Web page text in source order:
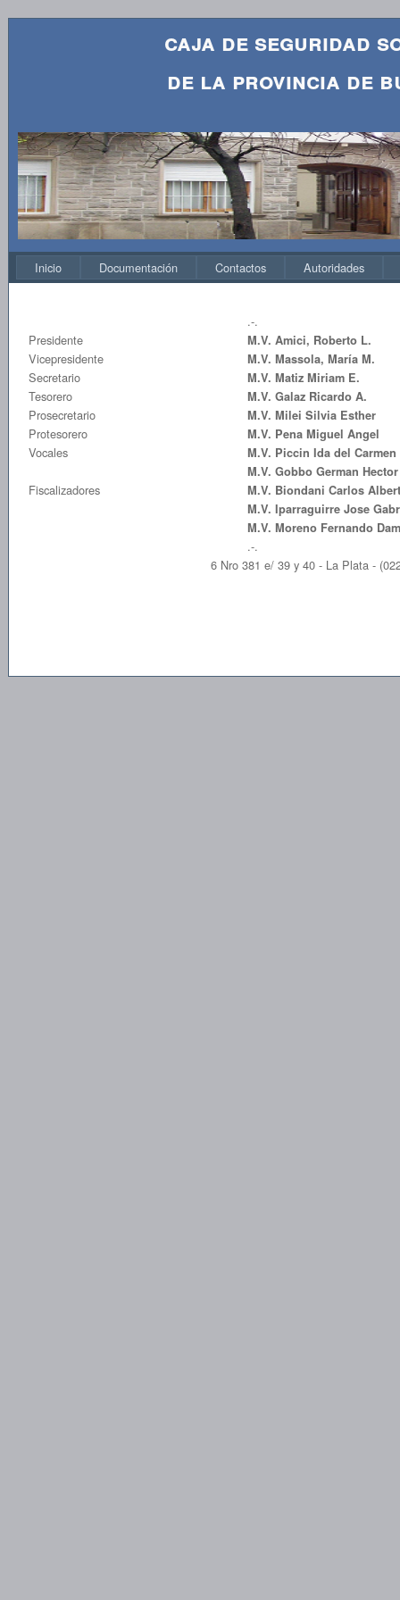
caja de seguridad
de la provincia de
Inicio Documentación Contactos Autoridades
.-.
Presidente
M.V. Amici, Roberto L.
Vicepresidente M.V. Massola, María M.
Secretario M.V. Matiz Miriam E.
Tesorero M.V. Galaz Ricardo A.
Prosecretario M.V. Milei Silvia Esther
Protesorero M.V. Pena Miguel Angel
Vocales
M.V. Piccin Ida del Carmen
M.V. Gobbo German Hector
Fiscalizadores
M.V. Biondani Carlos
M.V. Iparraguirre Jose
M.V. Moreno Fernando
.-.
6 Nro 381 e/ 39 y 40 - La Plata -